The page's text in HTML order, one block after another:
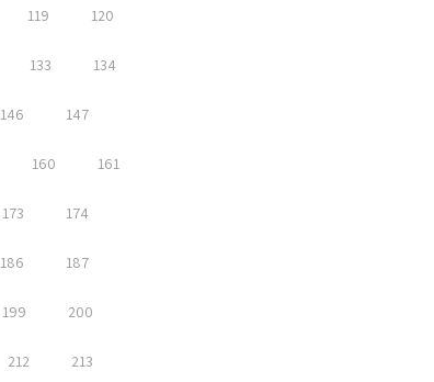
119 120
133 134
146 147
160 161
173 174
186 187
199 200
212 213